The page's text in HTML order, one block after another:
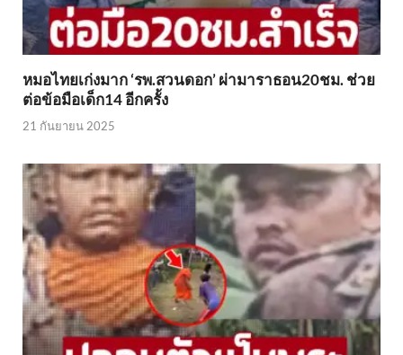
หมอไทยเก่งมาก ‘รพ.สวนดอก’ ผ่ามาราธอน20ชม. ช่วย
ต่อข้อมือเด็ก14 อีกครั้ง
21 กันยายน 2025